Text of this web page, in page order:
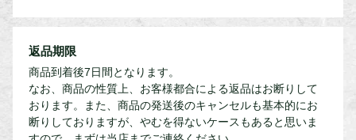
返品期限
商品到着後7日間となります。
なお、商品の性質上、お客様都合による返品はお断りして
おります。また、商品の発送後のキャンセルも基本的にお
断りしておりますが、やむを得ないケースもあると思いま